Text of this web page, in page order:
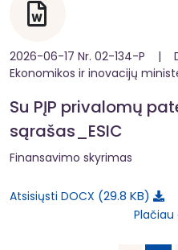
2026-06-17 Nr. 02-134-P |
Ekonomikos ir inovacijų
Su PĮP privalomų
sąrašas_ESIC
Finansavimo skyrimas
Atsisiųsti DOCX 29.8 KB